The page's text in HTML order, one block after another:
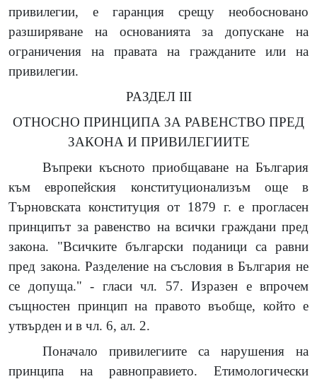
привилегии, е гаранция срещу необосновано
разширяване на основанията за допускане на
ограничения на правата на гражданите или на
привилегии.
РАЗДЕЛ III
ОТНОСНО ПРИНЦИПА ЗА РАВЕНСТВО ПРЕД
ЗАКОНА И ПРИВИЛЕГИИТЕ
Въпреки късното приобщаване на България
към европейския конституционализъм още в
Търновската конституция от 1879 г. е прогласен
принципът за равенство на всички граждани пред
закона. "Всичките български поданици са равни
пред закона. Разделение на съсловия в България не
се допуща." - гласи чл. 57. Изразен е впрочем
същностен принцип на правото въобще, който е
утвърден и в чл. 6, ал. 2.
Поначало привилегиите са нарушения на
принципа на равноправието. Етимологически